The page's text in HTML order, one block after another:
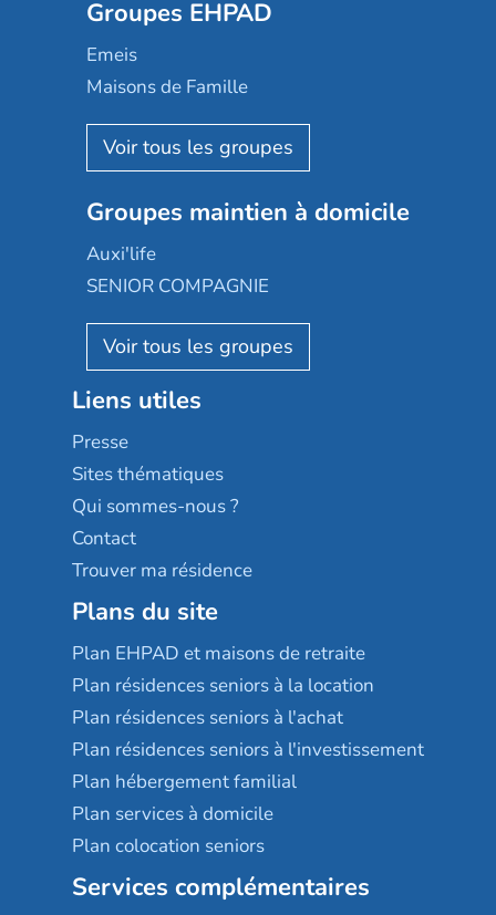
Mobicap
Domusvi
Happy Senior
Aquarelia
Nexity edenea
Les jardins d'Arcadie
Occitalia
Appartseniors
Reseda
Stella management
Les villages d'or
Sérénys
Résidences services Villa Médicis
Groupes EHPAD
Emeis
Maisons de Famille
Korian
Emera
Groupe SOS
Le Noble Âge
Almage
Résidalya
Groupe aplus
Groupes maintien à domicile
Auxi'life
SENIOR COMPAGNIE
AGE D'OR Services
Liens utiles
Presse
Sites thématiques
Qui sommes-nous ?
Contact
Trouver ma résidence
Plans du site
Plan EHPAD et maisons de retraite
Plan résidences seniors à la location
Plan résidences seniors à l'achat
Plan résidences seniors à l'investissement
Plan hébergement familial
Plan services à domicile
Plan colocation seniors
Services complémentaires